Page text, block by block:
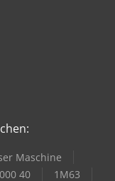
Maschine
40
1M63